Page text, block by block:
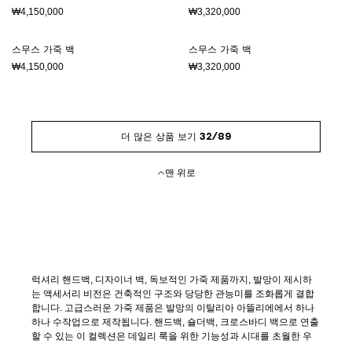
₩4,150,000 ₩3,320,000
스무스 가죽 백
₩4,150,000
스무스 가죽 백
₩3,320,000
더 많은 상품 보기 32/89
맨 위로
럭셔리 핸드백, 디자이너 백, 독보적인 가죽 제품까지, 발망이 제시하
는 액세서리 비전은 건축적인 구조와 당당한 관능미를 조화롭게 결합
합니다. 고급스러운 가죽 제품은 발망의 이탈리아 아뜰리에에서 하나
하나 수작업으로 제작됩니다. 핸드백, 숄더백, 크로스바디 백으로 연출
할 수 있는 이 컬렉션은 데일리 룩을 위한 기능성과 시대를 초월한 우